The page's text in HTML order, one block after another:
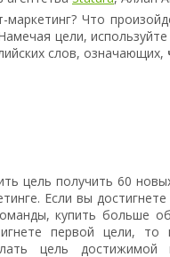
Что
цели,
слов, означающих,
цель получить 60
Если вы
купить больше
первой цели, то
цель